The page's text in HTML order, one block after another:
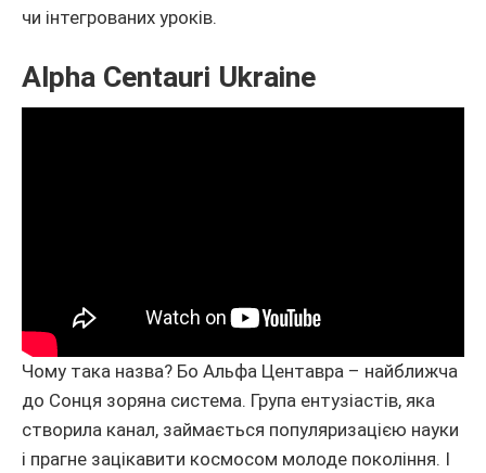
чи інтегрованих уроків.
Alpha Centauri Ukraine
Чому така назва? Бо Альфа Центавра – найближча
до Сонця зоряна система. Група ентузіастів, яка
створила канал, займається популяризацією науки
і прагне зацікавити космосом молоде покоління. І